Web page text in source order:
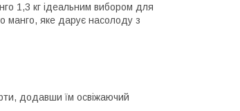
1,3 кг ідеальним вибором для
манго, яке дарує насолоду з
додавши їм освіжаючий